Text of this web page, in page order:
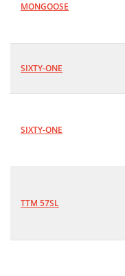
MONGOOSE
SIXTY-ONE
SIXTY-ONE
TTM 57SL